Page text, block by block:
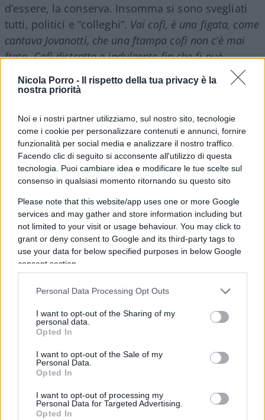
Nicola Porro -
Il rispetto della tua privacy è la
nostra priorità
Noi e i nostri partner utilizziamo, sul nostro sito, tecnologie
come i cookie per personalizzare contenuti e annunci, fornire
funzionalità per social media e analizzare il nostro traffico.
Facendo clic di seguito si acconsente all'utilizzo di questa
tecnologia. Puoi cambiare idea e modificare le tue scelte sul
consenso in qualsiasi momento ritornando su questo sito
Please note that this website/app uses one or more Google
services and may gather and store information including but
not limited to your visit or usage behaviour. You may click to
grant or deny consent to Google and its third-party tags to
use your data for below specified purposes in below Google
consent section.
Personal Data Processing Opt Outs
I want to opt-out of the Sharing of my
personal data.
Opted In
I want to opt-out of the Sale of my
Personal Data.
Opted In
I want to opt-out of processing my
Personal Data for Targeted Advertising.
Opted In
d’essere, la conserva. Insomma si sono svegliati
tutti, politici e “colleghi”. Vai cofì, è una figata, come
cantava Jovanotti, che una ftampa cofì non c’è mai
ftata. Cofì distratta e indulgente fin che fi può.
Dev’essere andata che o il presidente Roia ha letto
avanti dottrinario, o ha letto noialtri e si è
preoccupato per lo stesso motivo: dunque corre ai
ripari, sia pure nel modo cattedratico e da
cattedrale di un giudice che si sente un po’ verbo
incarnato: non è assolutamente vero che la legge
(GiorgiaLella, ndr) introduce l’inversione dell’onere
della prova, è “una suggestione, un profondo
sbaglio, una scusa per non approvare la legge”,
che a lui personalmente sembra premere più da
cittadino militante che da magistrato. La
se una donna dice di essere stata violentata
per me la prova c’è già”, è stata attribuita a lui e
non risultano smentite. E, piaccia o meno, è una
sulle sfumature di grigio processuale, sul foro
interno, ma questo è e tanto resta. Ed è
abbastanza raggelante in prospettiva.